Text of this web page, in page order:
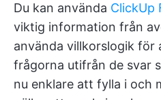
Du kan använda ClickUp
viktig information från
använda villkorslogik för
frågorna utifrån de svar
nu enklare att fylla i och